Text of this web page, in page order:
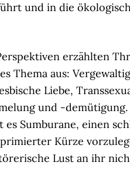
und in die
erzählten
Thema aus:
Liebe,
und -
Sumburane, einen
Kürze
Lust an ihr